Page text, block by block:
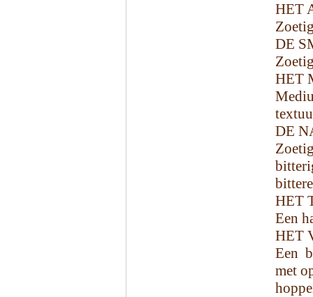
HET
DE
HET
DE
HET
Een
HET
Een
met